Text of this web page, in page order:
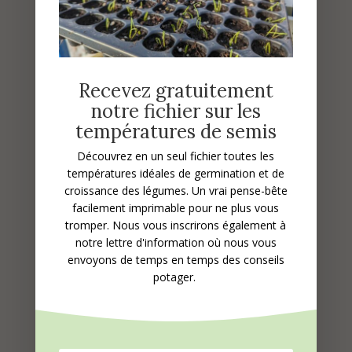
Mes courgettes
jaunissent/pourrissent.
Pourquoi ?
Envie d’aller plus loin ?
Si cela vous intéresse, nous vous
proposons un peu de lecture
Recevez gratuitement
notre fichier sur les
températures de semis
Découvrez en un seul fichier toutes les
températures idéales de germination et de
croissance des légumes. Un vrai pense-bête
facilement imprimable pour ne plus vous
tromper. Nous vous inscrirons également à
notre lettre d'information où nous vous
envoyons de temps en temps des conseils
potager.